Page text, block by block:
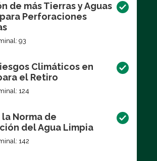
de más Tierras y Aguas
Perforaciones
93
Climáticos en
el Retiro
124
Norma de
del Agua Limpia
142